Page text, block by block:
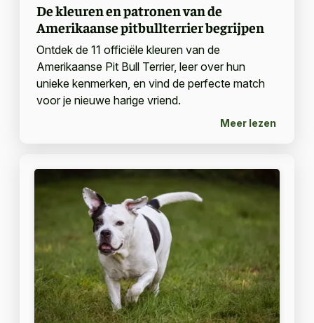
De kleuren en patronen van de
Amerikaanse pitbullterrier begrijpen
Ontdek de 11 officiële kleuren van de
Amerikaanse Pit Bull Terrier, leer over hun
unieke kenmerken, en vind de perfecte match
voor je nieuwe harige vriend.
Meer lezen